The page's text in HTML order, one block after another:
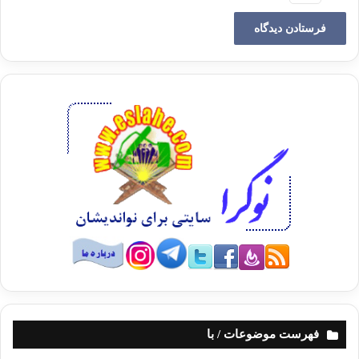
ميتوان از “طبل” هم استفاده كرد تا همه مطلع شوند.
ثالثا: اين عقد نكاح
نميشود!. براي اينكه اين پيوند براي ايجاد راحتي و استقرار است و براي آن
هر دو طرف بتوانند يك زندگي سالمي داشته باشند و در سايه آن بناي زندگي
براي آنكه اسلام محيط
خانه را، محيط مساعد و آماده اي براي تشكيل خانواده و تربيت كودك بسازد،
را به عهده مرد گذاشته و اين امر را بر او واجب كرده است، تا به “مادر”
اين جوجه كوچك را بزرگ كند و بتواند نظم داخلي خانه را آماده سازد و سرو
صورتي به
آن بدهد.فهرست موضوعات / با